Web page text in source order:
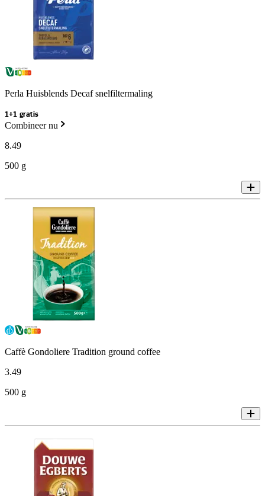
Perla Huisblends Decaf snelfiltermaling
1+1 gratis
Combineer nu
8.49
500 g
Caffè Gondoliere Tradition ground coffee
3.49
500 g